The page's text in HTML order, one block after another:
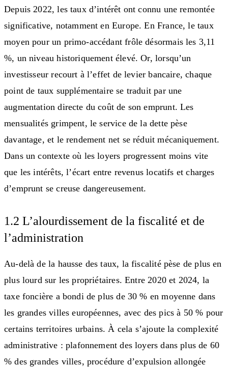
Depuis 2022, les taux d’intérêt ont connu une remontée
significative, notamment en Europe. En France, le taux
moyen pour un primo-accédant frôle désormais les 3,11
%, un niveau historiquement élevé. Or, lorsqu’un
investisseur recourt à l’effet de levier bancaire, chaque
point de taux supplémentaire se traduit par une
augmentation directe du coût de son emprunt. Les
mensualités grimpent, le service de la dette pèse
davantage, et le rendement net se réduit mécaniquement.
Dans un contexte où les loyers progressent moins vite
que les intérêts, l’écart entre revenus locatifs et charges
d’emprunt se creuse dangereusement.
1.2 L’alourdissement de la fiscalité et de
l’administration
Au-delà de la hausse des taux, la fiscalité pèse de plus en
plus lourd sur les propriétaires. Entre 2020 et 2024, la
taxe foncière a bondi de plus de 30 % en moyenne dans
les grandes villes européennes, avec des pics à 50 % pour
certains territoires urbains. À cela s’ajoute la complexité
administrative : plafonnement des loyers dans plus de 60
% des grandes villes, procédure d’expulsion allongée